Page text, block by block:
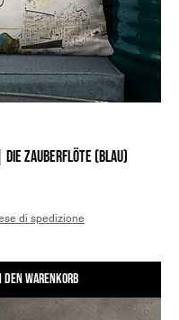
Die Zauberflöte (Blau)
di spedizione
den Warenkorb